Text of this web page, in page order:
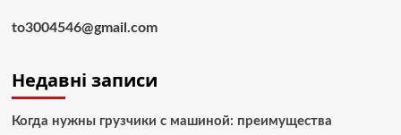
to3004546@gmail.com
Недавні записи
Когда нужны грузчики с машиной: преимущества